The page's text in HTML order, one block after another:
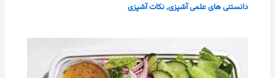
دانستنی های علمی آشپزی,نکات آشپزی